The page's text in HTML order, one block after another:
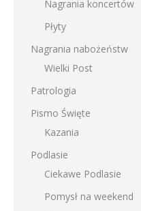
Nagrania koncertów
Płyty
Nagrania nabożeństw
Wielki Post
Patrologia
Pismo Święte
Kazania
Podlasie
Ciekawe Podlasie
Pomysł na weekend